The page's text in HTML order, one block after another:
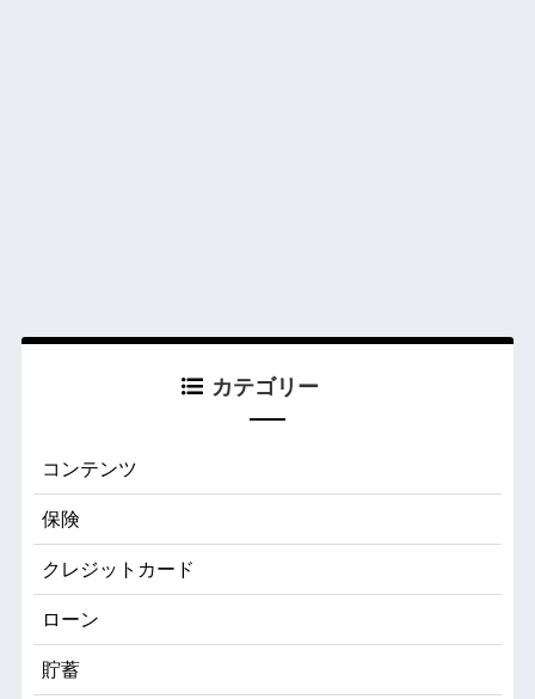
カテゴリー
コンテンツ
保険
クレジットカード
ローン
貯蓄